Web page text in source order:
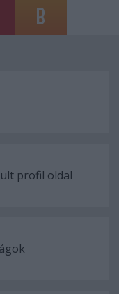
profil oldal